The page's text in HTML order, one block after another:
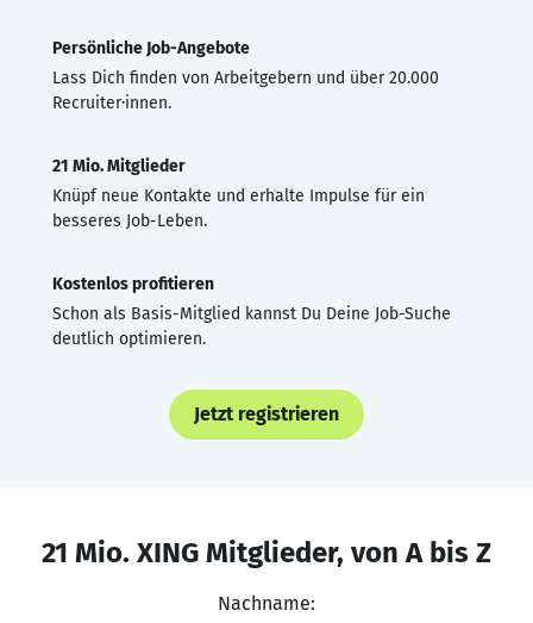
Persönliche Job-Angebote
Lass Dich finden von Arbeitgebern und über 20.000
Recruiter·innen.
21 Mio. Mitglieder
Knüpf neue Kontakte und erhalte Impulse für ein
besseres Job-Leben.
Kostenlos profitieren
Schon als Basis-Mitglied kannst Du Deine Job-Suche
deutlich optimieren.
Jetzt registrieren
21 Mio. XING Mitglieder, von A bis Z
Nachname: